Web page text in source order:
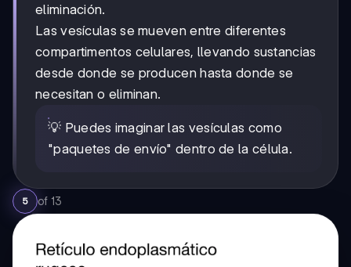
eliminación.
Las vesículas se mueven entre diferentes
compartimentos celulares, llevando sustancias
desde donde se producen hasta donde se
necesitan o eliminan.
💡 Puedes imaginar las vesículas como
"paquetes de envío" dentro de la célula.
5 of 13